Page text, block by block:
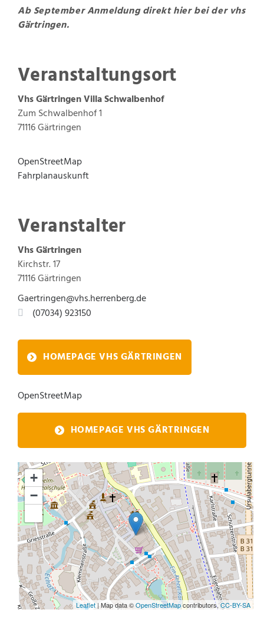
Ab September Anmeldung direkt hier bei der vhs
Gärtringen.
Veranstaltungsort
Vhs GärtringenVilla Schwalbenhof
Zum Schwalbenhof 1
71116Gärtringen
OpenStreetMap
Fahrplanauskunft
Veranstalter
Vhs Gärtringen
Kirchstr. 17
71116 Gärtringen
OpenStreetMap
HOMEPAGE VHS GÄRTRINGEN
Gaertringen@vhs.herrenberg.de
(07034) 923150
HOMEPAGE VHS GÄRTRINGEN
+
−
Leaflet| Map data ©OpenStreetMapcontributors,CC-BY-SA